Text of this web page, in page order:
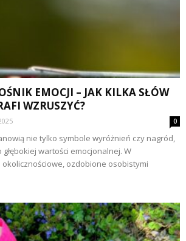
EMOCJI – JAK KILKA SŁÓW
WZRUSZYĆ?
0
nie tylko symbole wyróżnień czy nagród,
wartości emocjonalnej. W
okolicznościowe, ozdobione osobistymi